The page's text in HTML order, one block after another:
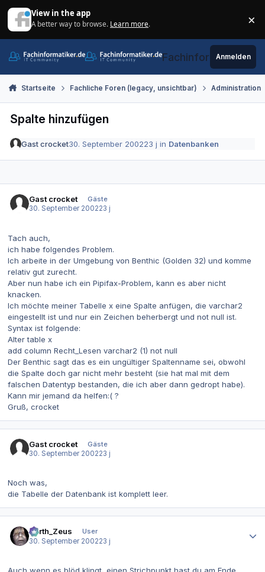
View in the app
A better way to browse. Learn more. ×
Fachinformatiker.de
Anmelden
Startseite Fachliche Foren (legacy, unsichtbar) Administration
Spalte hinzufügen
Gast crocket30. September 200223 j in Datenbanken
Gast crocket
Gäste
30. September 200223 j
Tach auch,
ich habe folgendes Problem.
Ich arbeite in der Umgebung von Benthic (Golden 32) und komme
relativ gut zurecht.
Aber nun habe ich ein Pipifax-Problem, kann es aber nicht
knacken.
Ich möchte meiner Tabelle x eine Spalte anfügen, die varchar2
eingestellt ist und nur ein Zeichen beherbergt und not null ist.
Syntax ist folgende:
Alter table x
add column Recht_Lesen varchar2 (1) not null
Der Benthic sagt das es ein ungültiger Spaltenname sei, obwohl
die Spalte doch gar nicht mehr besteht (sie hat mal mit dem
falschen Datentyp bestanden, die ich aber dann gedropt habe).
Kann mir jemand da helfen:( ?
Gruß, crocket
Gast crocket
Gäste
30. September 200223 j
Noch was,
die Tabelle der Datenbank ist komplett leer.
Darth_Zeus
User
30. September 200223 j